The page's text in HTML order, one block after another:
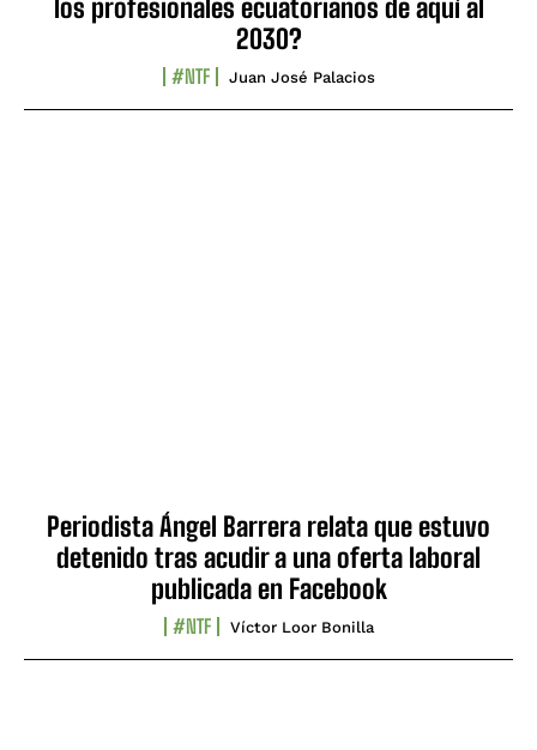
los profesionales ecuatorianos de aquí al
2030?
#NTF Juan José Palacios
Periodista Ángel Barrera relata que estuvo
detenido tras acudir a una oferta laboral
publicada en Facebook
#NTF Víctor Loor Bonilla